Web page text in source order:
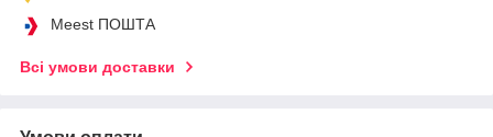
Meest ПОШТА
Всі умови доставки